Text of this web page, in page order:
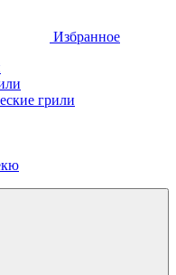
Избранное
грили